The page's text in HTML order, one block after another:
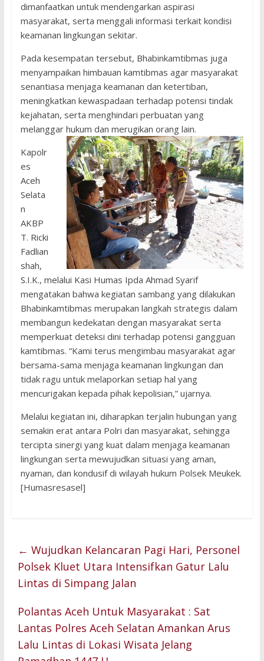
dimanfaatkan untuk mendengarkan aspirasi
masyarakat, serta menggali informasi terkait kondisi
keamanan lingkungan sekitar.
Pada kesempatan tersebut, Bhabinkamtibmas juga
menyampaikan himbauan kamtibmas agar masyarakat
senantiasa menjaga keamanan dan ketertiban,
meningkatkan kewaspadaan terhadap potensi tindak
kejahatan, serta menghindari perbuatan yang
melanggar hukum dan merugikan orang lain.
Kapolr
es
Aceh
Selata
n
AKBP
T. Ricki
Fadlian
shah,
S.I.K., melalui Kasi Humas Ipda Ahmad Syarif
mengatakan bahwa kegiatan sambang yang dilakukan
Bhabinkamtibmas merupakan langkah strategis dalam
membangun kedekatan dengan masyarakat serta
memperkuat deteksi dini terhadap potensi gangguan
kamtibmas. “Kami terus mengimbau masyarakat agar
bersama-sama menjaga keamanan lingkungan dan
tidak ragu untuk melaporkan setiap hal yang
mencurigakan kepada pihak kepolisian,” ujarnya.
Melalui kegiatan ini, diharapkan terjalin hubungan yang
semakin erat antara Polri dan masyarakat, sehingga
tercipta sinergi yang kuat dalam menjaga keamanan
lingkungan serta mewujudkan situasi yang aman,
nyaman, dan kondusif di wilayah hukum Polsek Meukek.
[Humasresasel]
← Wujudkan Kelancaran Pagi Hari, Personel
Polsek Kluet Utara Intensifkan Gatur Lalu
Lintas di Simpang Jalan
Polantas Aceh Untuk Masyarakat : Sat
Lantas Polres Aceh Selatan Amankan Arus
Lalu Lintas di Lokasi Wisata Jelang